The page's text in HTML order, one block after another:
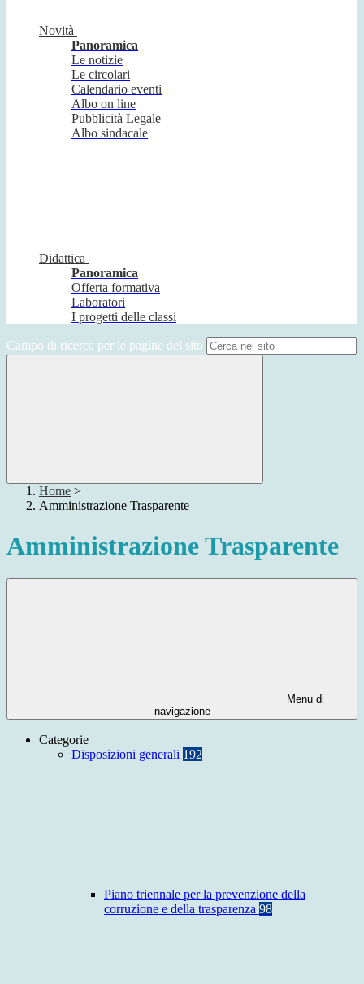
Novità
Panoramica
Le notizie
Le circolari
Calendario eventi
Albo on line
Pubblicità Legale
Albo sindacale
Didattica
Panoramica
Offerta formativa
Laboratori
I progetti delle classi
Campo di ricerca per le pagine del sito
Home >
Amministrazione Trasparente
Amministrazione Trasparente
Menu di
navigazione
Categorie
Disposizioni generali 192
Piano triennale per la prevenzione della
corruzione e della trasparenza 98